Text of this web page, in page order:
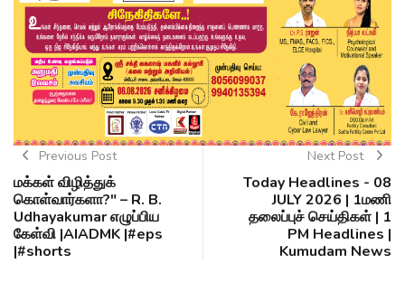
Previous Post
மக்கள் விழித்துக்
கொள்வார்களா?" – R. B.
Udhayakumar எழுப்பிய
கேள்வி |AIADMK |#eps
|#shorts
Next Post
Today Headlines - 08
JULY 2026 | 1மணி
தலைப்புச் செய்திகள் | 1
PM Headlines |
Kumudam News